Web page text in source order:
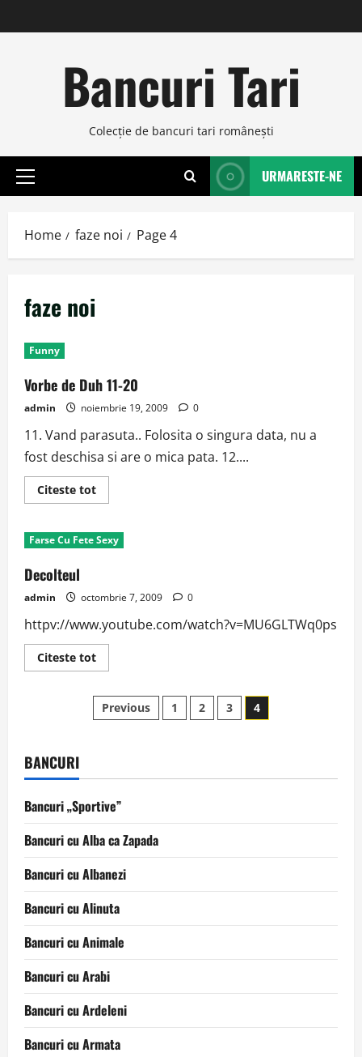
to
Bancuri Tari
Colecţie de bancuri tari româneşti
Primary
URMARESTE-NE
Home faze noi Page 4
faze noi
Funny
Vorbe de Duh 11-20
admin noiembrie 19, 2009 0
11. Vand parasuta.. Folosita o singura data, nu a
fost deschisa si are o mica pata. 12....
Citeste totRead
more
de
Duh
Farse Cu Fete Sexy
Decolteul
admin octombrie 7, 2009 0
httpv://www.youtube.com/watch?v=MU6GLTWq0ps
Citeste totRead
more
Paginație
Previous 1 2 3 4
BANCURI
Bancuri „Sportive”
Bancuri cu Alba ca Zapada
Bancuri cu Albanezi
Bancuri cu Alinuta
Bancuri cu Animale
Bancuri cu Arabi
Bancuri cu Ardeleni
Bancuri cu Armata